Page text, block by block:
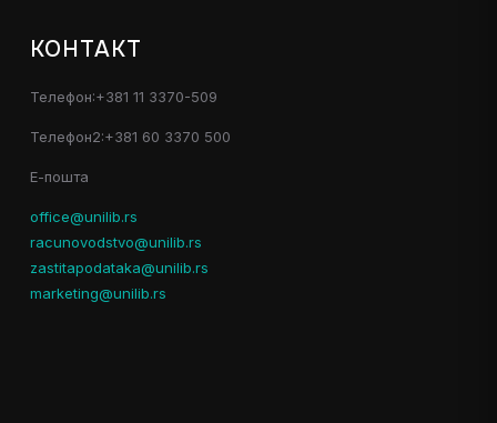
КОНТАКТ
Телефон:+381 11 3370-509
Телефон2:+381 60 3370 500
Е-пошта
office@unilib.rs
racunovodstvo@unilib.rs
zastitapodataka@unilib.rs
marketing@unilib.rs